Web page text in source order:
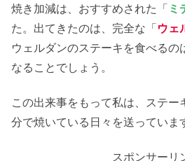
焼き加減は、おすすめされた「 ミ
た。出てきたのは、完全な「 ウェ
ウェルダンのステーキを食べるの
なることでしょう。
この出来事をもって私は、ステー
分で焼いている日々を送っていま
スポンサーリ